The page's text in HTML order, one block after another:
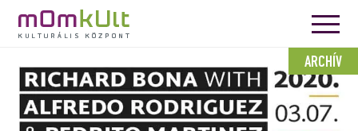
ARCHÍV